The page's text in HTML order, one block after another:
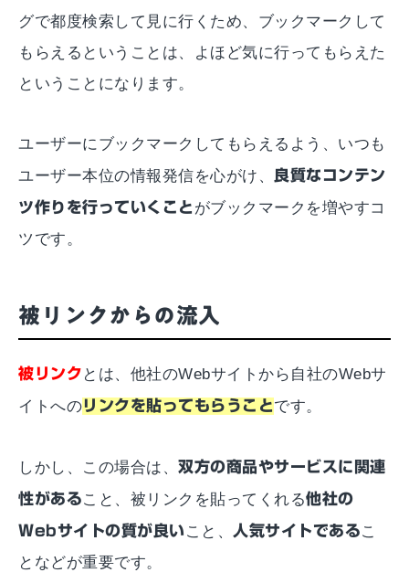
グで都度検索して見に行くため、ブックマークして
もらえるということは、よほど気に行ってもらえた
ということになります。
ユーザーにブックマークしてもらえるよう、いつも
ユーザー本位の情報発信を心がけ、
良質なコンテン
ツ作りを行っていくこと がブックマークを増やすコ
ツです。
被リンクからの流入
被リンク とは、他社のWebサイトから自社のWebサ
イトへのリンクを貼ってもらうことです。
しかし、この場合は、双方の商品やサービスに関連
性があること、被リンクを貼ってくれる他社の
Webサイトの質が良い こと、 人気サイトであるこ
となどが重要です。